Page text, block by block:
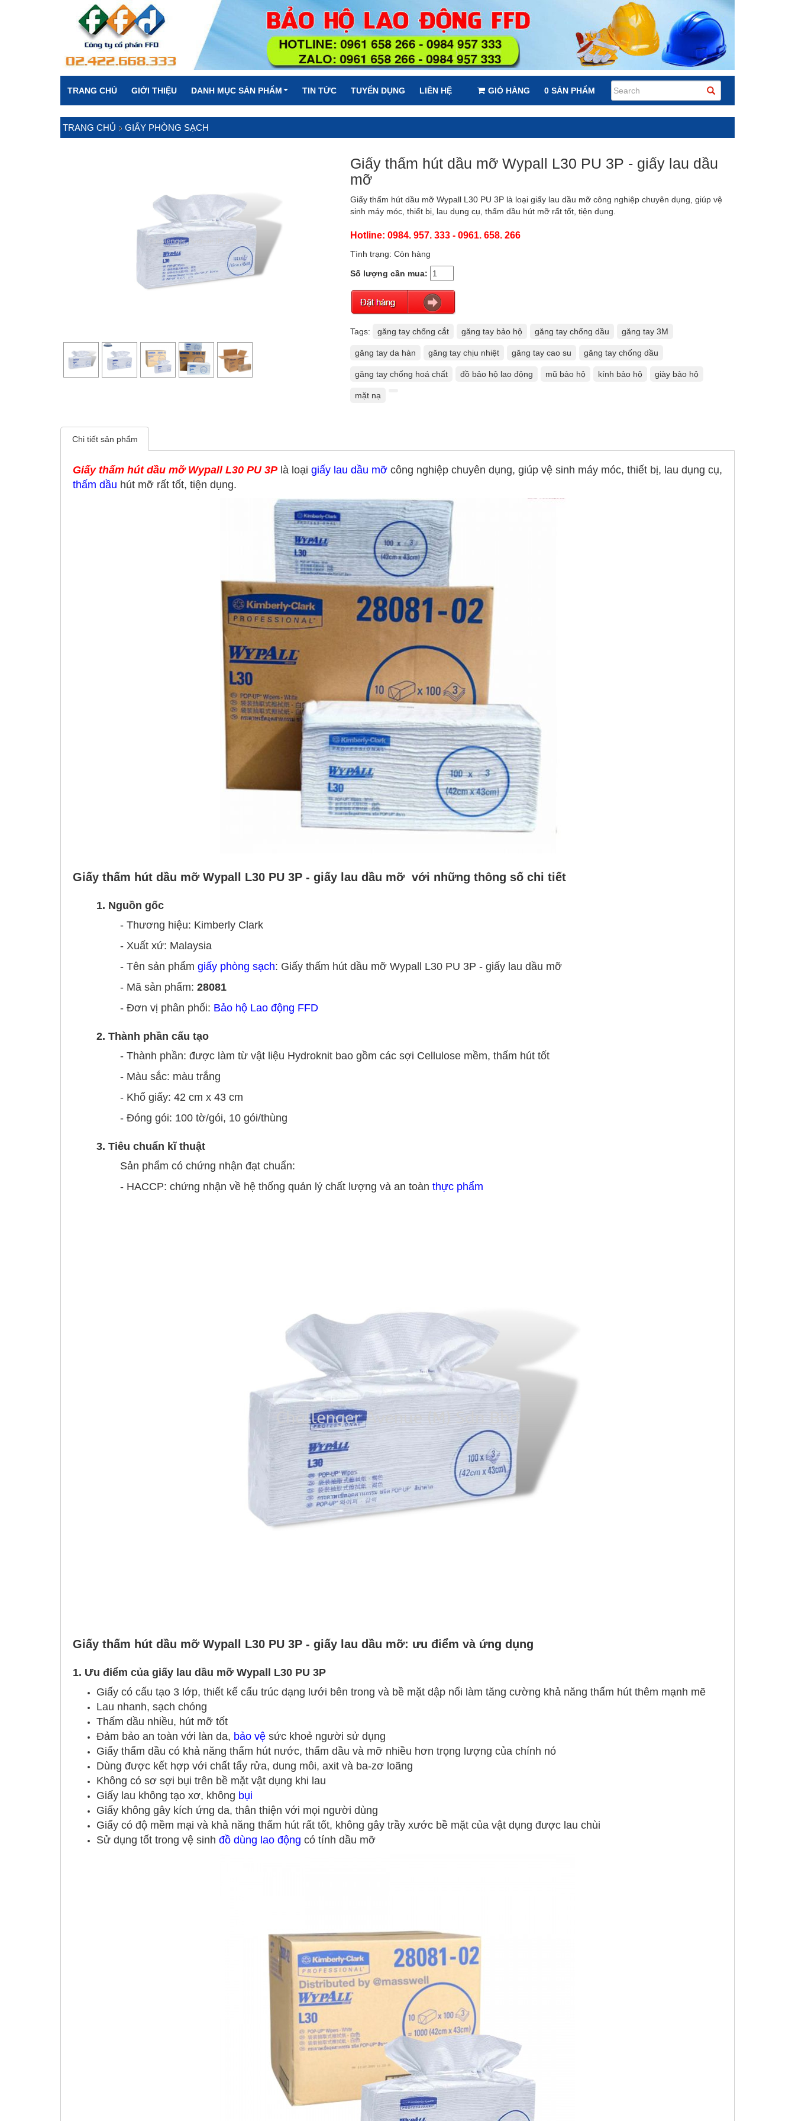
TRANG CHỦ GIỚI THIỆU DANH MỤC SẢN PHẨM TIN TỨC TUYỂN DỤNG LIÊN HỆ GIỎ HÀNG 0 SẢN PHẨM
TRANG CHỦ GIẤY PHÒNG SẠCH
Giấy thấm hút dầu mỡ Wypall L30 PU 3P - giấy lau dầu
mỡ
Giấy thấm hút dầu mỡ Wypall L30 PU 3P là loại giấy lau dầu mỡ công nghiệp chuyên dụng, giúp vệ
sinh máy móc, thiết bị, lau dụng cụ, thấm dầu hút mỡ rất tốt, tiện dụng.
Hotline: 0984. 957. 333 - 0961. 658. 266
Tình trạng: Còn hàng
Số lượng cần mua:
Tags: găng tay chống cắt găng tay bảo hộ găng tay chống dầu găng tay 3M
găng tay da hàn găng tay chịu nhiệt găng tay cao su găng tay chống dầu
găng tay chống hoá chất đồ bảo hộ lao động mũ bảo hộ kính bảo hộ giày bảo hộ
mặt nạ
Chi tiết sản phẩm
Giấy thấm hút dầu mỡ Wypall L30 PU 3P là loại giấy lau dầu mỡ công nghiệp chuyên dụng, giúp vệ sinh máy móc, thiết bị, lau dụng cụ,
thấm dầu hút mỡ rất tốt, tiện dụng.
Giấy thấm hút dầu mỡ Wypall L30 PU 3P - giấy lau dầu mỡ với những thông số chi tiết
1. Nguồn gốc
- Thương hiệu: Kimberly Clark
- Xuất xứ: Malaysia
- Tên sản phẩm giấy phòng sạch: Giấy thấm hút dầu mỡ Wypall L30 PU 3P - giấy lau dầu mỡ
- Mã sản phẩm: 28081
- Đơn vị phân phối: Bảo hộ Lao động FFD
2. Thành phần cấu tạo
- Thành phần: được làm từ vật liệu Hydroknit bao gồm các sợi Cellulose mềm, thấm hút tốt
- Màu sắc: màu trắng
- Khổ giấy: 42 cm x 43 cm
- Đóng gói: 100 tờ/gói, 10 gói/thùng
3. Tiêu chuẩn kĩ thuật
Sản phẩm có chứng nhận đạt chuẩn:
- HACCP: chứng nhận về hệ thống quản lý chất lượng và an toàn thực phẩm
Giấy thấm hút dầu mỡ Wypall L30 PU 3P - giấy lau dầu mỡ: ưu điểm và ứng dụng
1. Ưu điểm của giấy lau dầu mỡ Wypall L30 PU 3P
Giấy có cấu tạo 3 lớp, thiết kế cấu trúc dạng lưới bên trong và bề mặt dập nổi làm tăng cường khả năng thấm hút thêm mạnh mẽ
Lau nhanh, sạch chóng
Thấm dầu nhiều, hút mỡ tốt
Đảm bảo an toàn với làn da, bảo vệ sức khoẻ người sử dụng
Giấy thấm dầu có khả năng thấm hút nước, thấm dầu và mỡ nhiều hơn trọng lượng của chính nó
Dùng được kết hợp với chất tẩy rửa, dung môi, axit và ba-zơ loãng
Không có sơ sợi bụi trên bề mặt vật dụng khi lau
Giấy lau không tạo xơ, không bụi
Giấy không gây kích ứng da, thân thiện với mọi người dùng
Giấy có độ mềm mại và khả năng thấm hút rất tốt, không gây trầy xước bề mặt của vật dụng được lau chùi
Sử dụng tốt trong vệ sinh đồ dùng lao động có tính dầu mỡ